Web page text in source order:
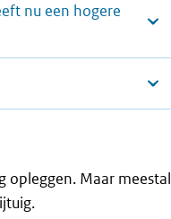
nu een hogere
opleggen. Maar meestal